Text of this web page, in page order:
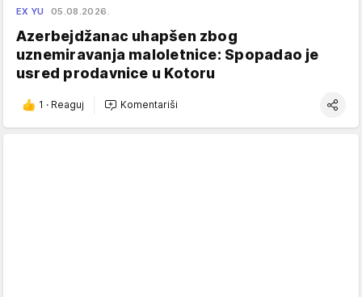
EX YU 05.08.2026.
Azerbejdžanac uhapšen zbog
uznemiravanja maloletnice: Spopadao je
usred prodavnice u Kotoru
1 · Reaguj Komentariši